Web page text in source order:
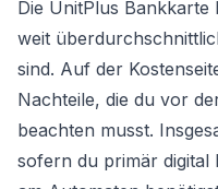
Die UnitPlus Bankkarte
weit
sind. Auf der
Nachteile, die du vor
beachten musst.
sofern du primär digital